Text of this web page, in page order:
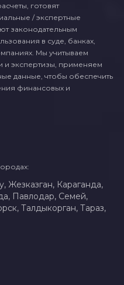
готовят
/ экспертные
законодательным
в суде, банках,
Мы учитываем
и экспертизы, применяем
данные, чтобы обеспечить
финансовых и
Жезказган, Караганда,
Павлодар, Семей,
Талдыкорган, Тараз,